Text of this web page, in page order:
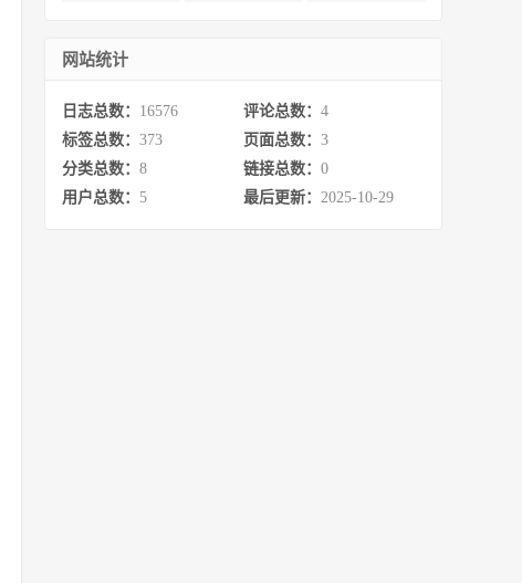
网站统计
日志总数： 16576 评论总数： 4
标签总数： 373 页面总数： 3
分类总数： 8 链接总数： 0
用户总数： 5 最后更新： 2025-10-29